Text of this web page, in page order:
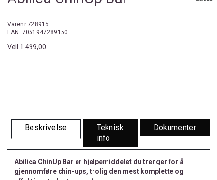
Varenr:728915
EAN: 7051947289150
Veil. 1 499,00
Beskrivelse
Teknisk
info
Dokumenter
Abilica ChinUp Bar er hjelpemiddelet du trenger for å
gjennomføre chin-ups, trolig den mest komplette og